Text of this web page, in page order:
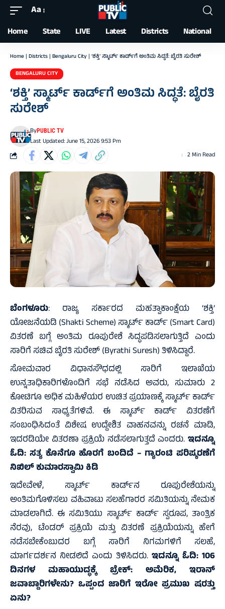
Font
Resizer
Aa
Home State LIVE Latest Districts National
Home | Districts | Bengaluru City | ‘ಶಕ್ತಿ’ ಸ್ಮಾರ್ಟ್ ಕಾರ್ಡ್‌ಗೆ ಅಂತಿಮ ಸಿದ್ಧತೆ: ಬೈರತಿ ಸುರೇಶ್
BENGALURU CITY
‘ಶಕ್ತಿ’ ಸ್ಮಾರ್ಟ್ ಕಾರ್ಡ್‌ಗೆ ಅಂತಿಮ ಸಿದ್ಧತೆ: ಬೈರತಿ
ಸುರೇಶ್
Last Updated: June 15, 2026 9:53 Pm
ByPUBLIC TV
2 Min Read
ಬೆಂಗಳೂರು: ರಾಜ್ಯ ಸರ್ಕಾರದ ಮಹತ್ವಾಕಾಂಕ್ಷೆಯ ‘ಶಕ್ತಿ’
ಯೋಜನೆಯಡಿ (Shakti Scheme) ಸ್ಮಾರ್ಟ್ ಕಾರ್ಡ್ (Smart Card)
ವಿತರಣೆ ಬಗ್ಗೆ ಅಂತಿಮ ರೂಪುರೇಶೆ ಸಿದ್ಧಪಡಿಸಲಾಗುತ್ತಿದೆ ಎಂದು
ಸಾರಿಗೆ ಸಚಿವ ಬೈರತಿ ಸುರೇಶ್ (Byrathi Suresh) ತಿಳಿಸಿದ್ದಾರೆ.
ಸೋಮವಾರ ವಿಧಾನಸೌಧದಲ್ಲಿ ಸಾರಿಗೆ ಇಲಾಖೆಯ
ಉನ್ನತಾಧಿಕಾರಿಗಳೊಂದಿಗೆ ಸಭೆ ನಡೆಸಿದ ಅವರು, ಸುಮಾರು 2
ಕೋಟಿಗೂ ಅಧಿಕ ಮಹಿಳೆಯರ ಉಚಿತ ಪ್ರಯಾಣಕ್ಕೆ ಸ್ಮಾರ್ಟ್ ಕಾರ್ಡ್
ವಿತರಿಸುವ ಸಾಧ್ಯತೆಗಳಿವೆ. ಈ ಸ್ಮಾರ್ಟ್ ಕಾರ್ಡ್ ವಿತರಣೆಗೆ
ಸಂಬಂಧಿಸಿದಂತೆ ವಿಶೇಷ ಉದ್ದೇಶಿತ ವಾಹನವನ್ನು ರಚನೆ ಮಾಡಿ,
ಇದರಡಿಯೇ ವಿತರಣಾ ಪ್ರಕ್ರಿಯೆ ನಡೆಸಲಾಗುತ್ತದೆ ಎಂದರು. ಇದನ್ನೂ
ಓದಿ:ಸತ್ಯ ಕೊನೆಗೂ ಹೊರಗೆ ಬಂದಿದೆ – ಗ್ಯಾರಂಟಿ ಪರಿಷ್ಕರಣೆಗೆ
ನಿಖಿಲ್ ಕುಮಾರಸ್ವಾಮಿ ಕಿಡಿ
ಇದೇವೇಳೆ, ಸ್ಮಾರ್ಟ್ ಕಾರ್ಡ್‌ನ ರೂಪುರೇಶೆಯನ್ನು
ಅಂತಿಮಗೊಳಿಸಲು ವಹಿವಾಟು ಸಲಹೆಗಾರರ ಸಮಿತಿಯನ್ನು ನೇಮಕ
ಮಾಡಲಾಗಿದೆ. ಈ ಸಮಿತಿಯು ಸ್ಮಾರ್ಟ್ ಕಾರ್ಡ್ ಸ್ವರೂಪ, ತಾಂತ್ರಿಕ
ನೆರವು, ಟೆಂಡರ್ ಪ್ರಕ್ರಿಯೆ ಮತ್ತು ವಿತರಣೆ ಪ್ರಕ್ರಿಯೆಯನ್ನು ಹೇಗೆ
ನಡೆಸಬೇಕೆಂಬುದರ ಬಗ್ಗೆ ಸಾರಿಗೆ ನಿಗಮಗಳಿಗೆ ಸಲಹೆ,
ಮಾರ್ಗದರ್ಶನ ನೀಡಲಿದೆ ಎಂದು ತಿಳಿಸಿದರು. ಇದನ್ನೂ ಓದಿ:106
ದಿನಗಳ ಮಹಾಯುದ್ಧಕ್ಕೆ ಬ್ರೇಕ್: ಅಮೆರಿಕ, ಇರಾನ್‌
ಜವಾಬ್ದಾರಿಗಳೇನು? ಒಪ್ಪಂದ ಜಾರಿಗೆ ಇರೋ ಪ್ರಮುಖ ಷರತ್ತು
ಏನು?